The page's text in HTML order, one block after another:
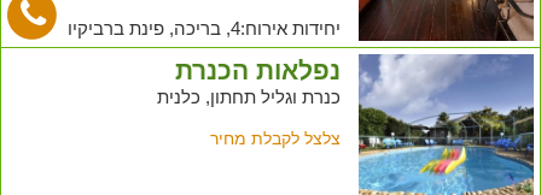
יחידות אירוח:4, בריכה, פינת ברביקיו
נפלאות הכנרת
כנרת וגליל תחתון, כלנית
צלצל לקבלת מחיר